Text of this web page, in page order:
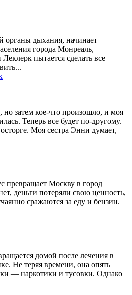
органы дыхания, начинает
города Монреаль,
пытается сделать все
но затем кое-что произошло, и моя
Теперь все будет по-другому.
Моя сестра Энни думает,
превращает Москву в город
деньги потеряли свою ценность,
сражаются за еду и бензин.
домой после лечения в
Не теряя времени, она опять
— наркотики и тусовки. Однако